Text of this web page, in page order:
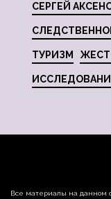
СЕРГЕЙ
ТУРИЗМ
Все материалы на данном